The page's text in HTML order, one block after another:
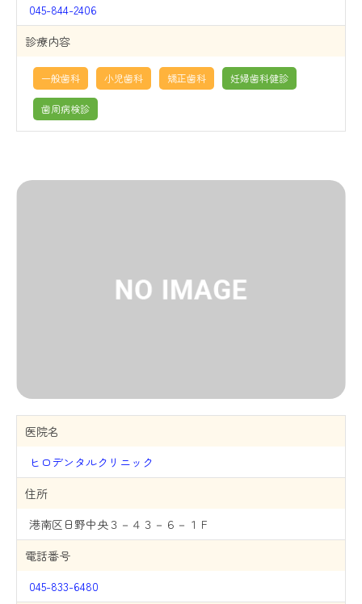
045-844-2406
診療内容
一般歯科 小児歯科 矯正歯科 妊婦歯科健診
歯周病検診
医院名
ヒロデンタルクリニック
住所
港南区日野中央３－４３－６－１Ｆ
電話番号
045-833-6480